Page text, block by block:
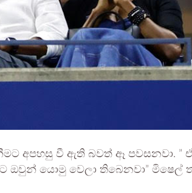
අපහසු වී ඇති බවත් ඈ පවසනවා. ” ඒ
ඔවුන් යොමු වෙලා තිබෙනවා” මිෂෙල්